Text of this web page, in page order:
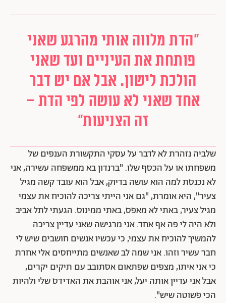
"הדת מלווה אותי מהרגע שאני
פותחת את העיניים ועד שאני
הולכת לישון. אבל אם יש דבר
אחד שאני לא עושה לפי הדת –
זה הצניעות"
שלביה נזהרת לא לדבר על עסקי התקשורת הענפים של
משפחתו או על הכסף שלו. "ברנדון בא ממשפחה עשירה, אני
לא נכנסת למה הוא עושה בדיוק, אבל הוא עובד קשה מגיל
צעיר", היא אומרת, "גם אני הייתי צריכה להוכיח את עצמי
מגיל צעיר, באתי לא מאפס, באתי ממינוס. הגעתי לתל אביב
ולא היה לי פה אף אחד. אני מרגישה שאני עדיין צריכה
להמשיך להוכיח את עצמי, כי עכשיו אנשים חושבים שיש לי
חבר עשיר וזהו. אני שמה לב שאנשים מתייחסים אלי אחרת
כי אני איתו, מצפים שפתאום אסתובב עם תיקים יקרים,
אבל אני עדיין אותה יעל, אני אוהבת את האדידס שלי ולהיות
הכי פשוטה שיש".